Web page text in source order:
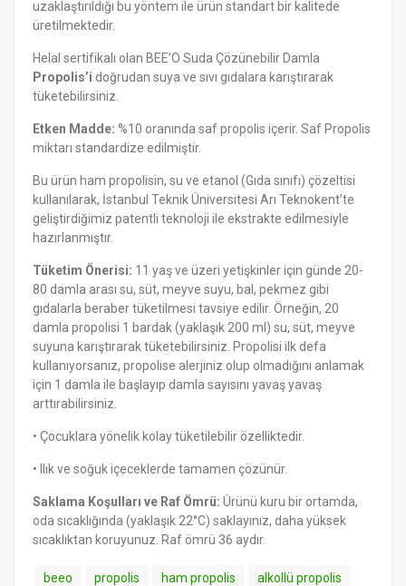
uzaklaştırıldığı bu yöntem ile ürün standart bir kalitede
üretilmektedir.
Helal sertifikalı olan BEE’O Suda Çözünebilir Damla
Propolis’i doğrudan suya ve sıvı gıdalara karıştırarak
tüketebilirsiniz.
Etken Madde: %10 oranında saf propolis içerir. Saf Propolis
miktarı standardize edilmiştir.
Bu ürün ham propolisin, su ve etanol (Gıda sınıfı) çözeltisi
kullanılarak, İstanbul Teknik Üniversitesi Arı Teknokent’te
geliştirdiğimiz patentli teknoloji ile ekstrakte edilmesiyle
hazırlanmıştır.
Tüketim Önerisi: 11 yaş ve üzeri yetişkinler için günde 20-
80 damla arası su, süt, meyve suyu, bal, pekmez gibi
gıdalarla beraber tüketilmesi tavsiye edilir. Örneğin, 20
damla propolisi 1 bardak (yaklaşık 200 ml) su, süt, meyve
suyuna karıştırarak tüketebilirsiniz. Propolisi ilk defa
kullanıyorsanız, propolise alerjiniz olup olmadığını anlamak
için 1 damla ile başlayıp damla sayısını yavaş yavaş
arttırabilirsiniz.
• Çocuklara yönelik kolay tüketilebilir özelliktedir.
• Ilık ve soğuk içeceklerde tamamen çözünür.
Saklama Koşulları ve Raf Ömrü: Ürünü kuru bir ortamda,
oda sıcaklığında (yaklaşık 22°C) saklayınız, daha yüksek
sıcaklıktan koruyunuz. Raf ömrü 36 aydır.
beeo propolis ham propolis
alkollü propolis